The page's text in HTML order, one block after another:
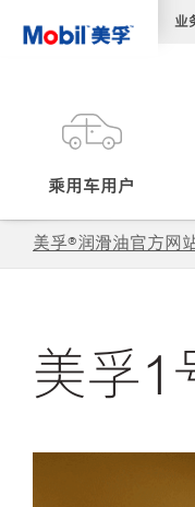
业
乘用车用户
美孚®润滑油官方网
美孚1